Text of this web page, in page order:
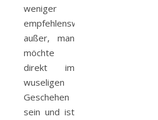
weniger
empfehlenswert
außer, man
möchte
direkt im
wuseligen
Geschehen
sein und ist